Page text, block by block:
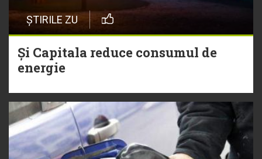
ȘTIRILE ZU
Și Capitala reduce consumul de
energie